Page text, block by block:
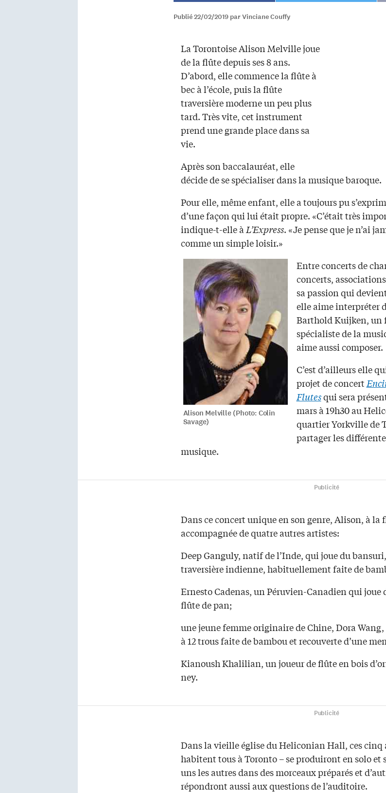
Publié 22/02/2019 par Vinciane Couffy
La Torontoise Alison Melville joue
de la flûte depuis ses 8 ans.
D’abord, elle commence la flûte à
bec à l’école, puis la flûte
traversière moderne un peu plus
tard. Très vite, cet instrument
prend une grande place dans sa
vie.
Après son baccalauréat, elle
décide de se spécialiser dans la musique baroque.
Pour elle, même enfant, elle a toujours pu
d’une façon qui lui était propre. «C’était très
indique-t-elle àL’Express. «Je pense que je n’ai
comme un simple loisir.»
Alison Melville (Photo: Colin
Savage)
Entre concerts de
concerts,
sa passion qui
elle aime interpréter
Barthold Kuijken, un
spécialiste de la
aime aussi composer.
C’est d’ailleurs elle
projet de concert
Flutesqui sera
mars à 19h30 au
quartier Yorkville de
partager les
musique.
Publicité
Dans ce concert unique en son genre, Alison, à la
accompagnée de quatre autres artistes:
Deep Ganguly, natif de l’Inde, qui joue du
traversière indienne, habituellement faite de
Ernesto Cadenas, un Péruvien-Canadien qui joue
flûte de pan;
une jeune femme originaire de Chine, Dora
à 12 trous faite de bambou et recouverte d’une
Kianoush Khalilian, un joueur de flûte en bois
ney.
Publicité
Dans la vieille église du Heliconian Hall, ces cinq
habitent tous à Toronto – se produiront en solo et
uns les autres dans des morceaux préparés et
répondront aussi aux questions de l’auditoire.